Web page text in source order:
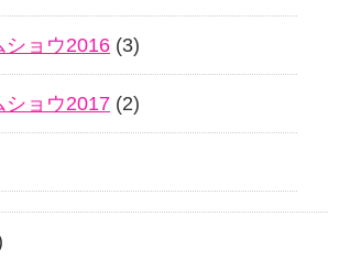
ショウ2016 (3)
ショウ2017 (2)